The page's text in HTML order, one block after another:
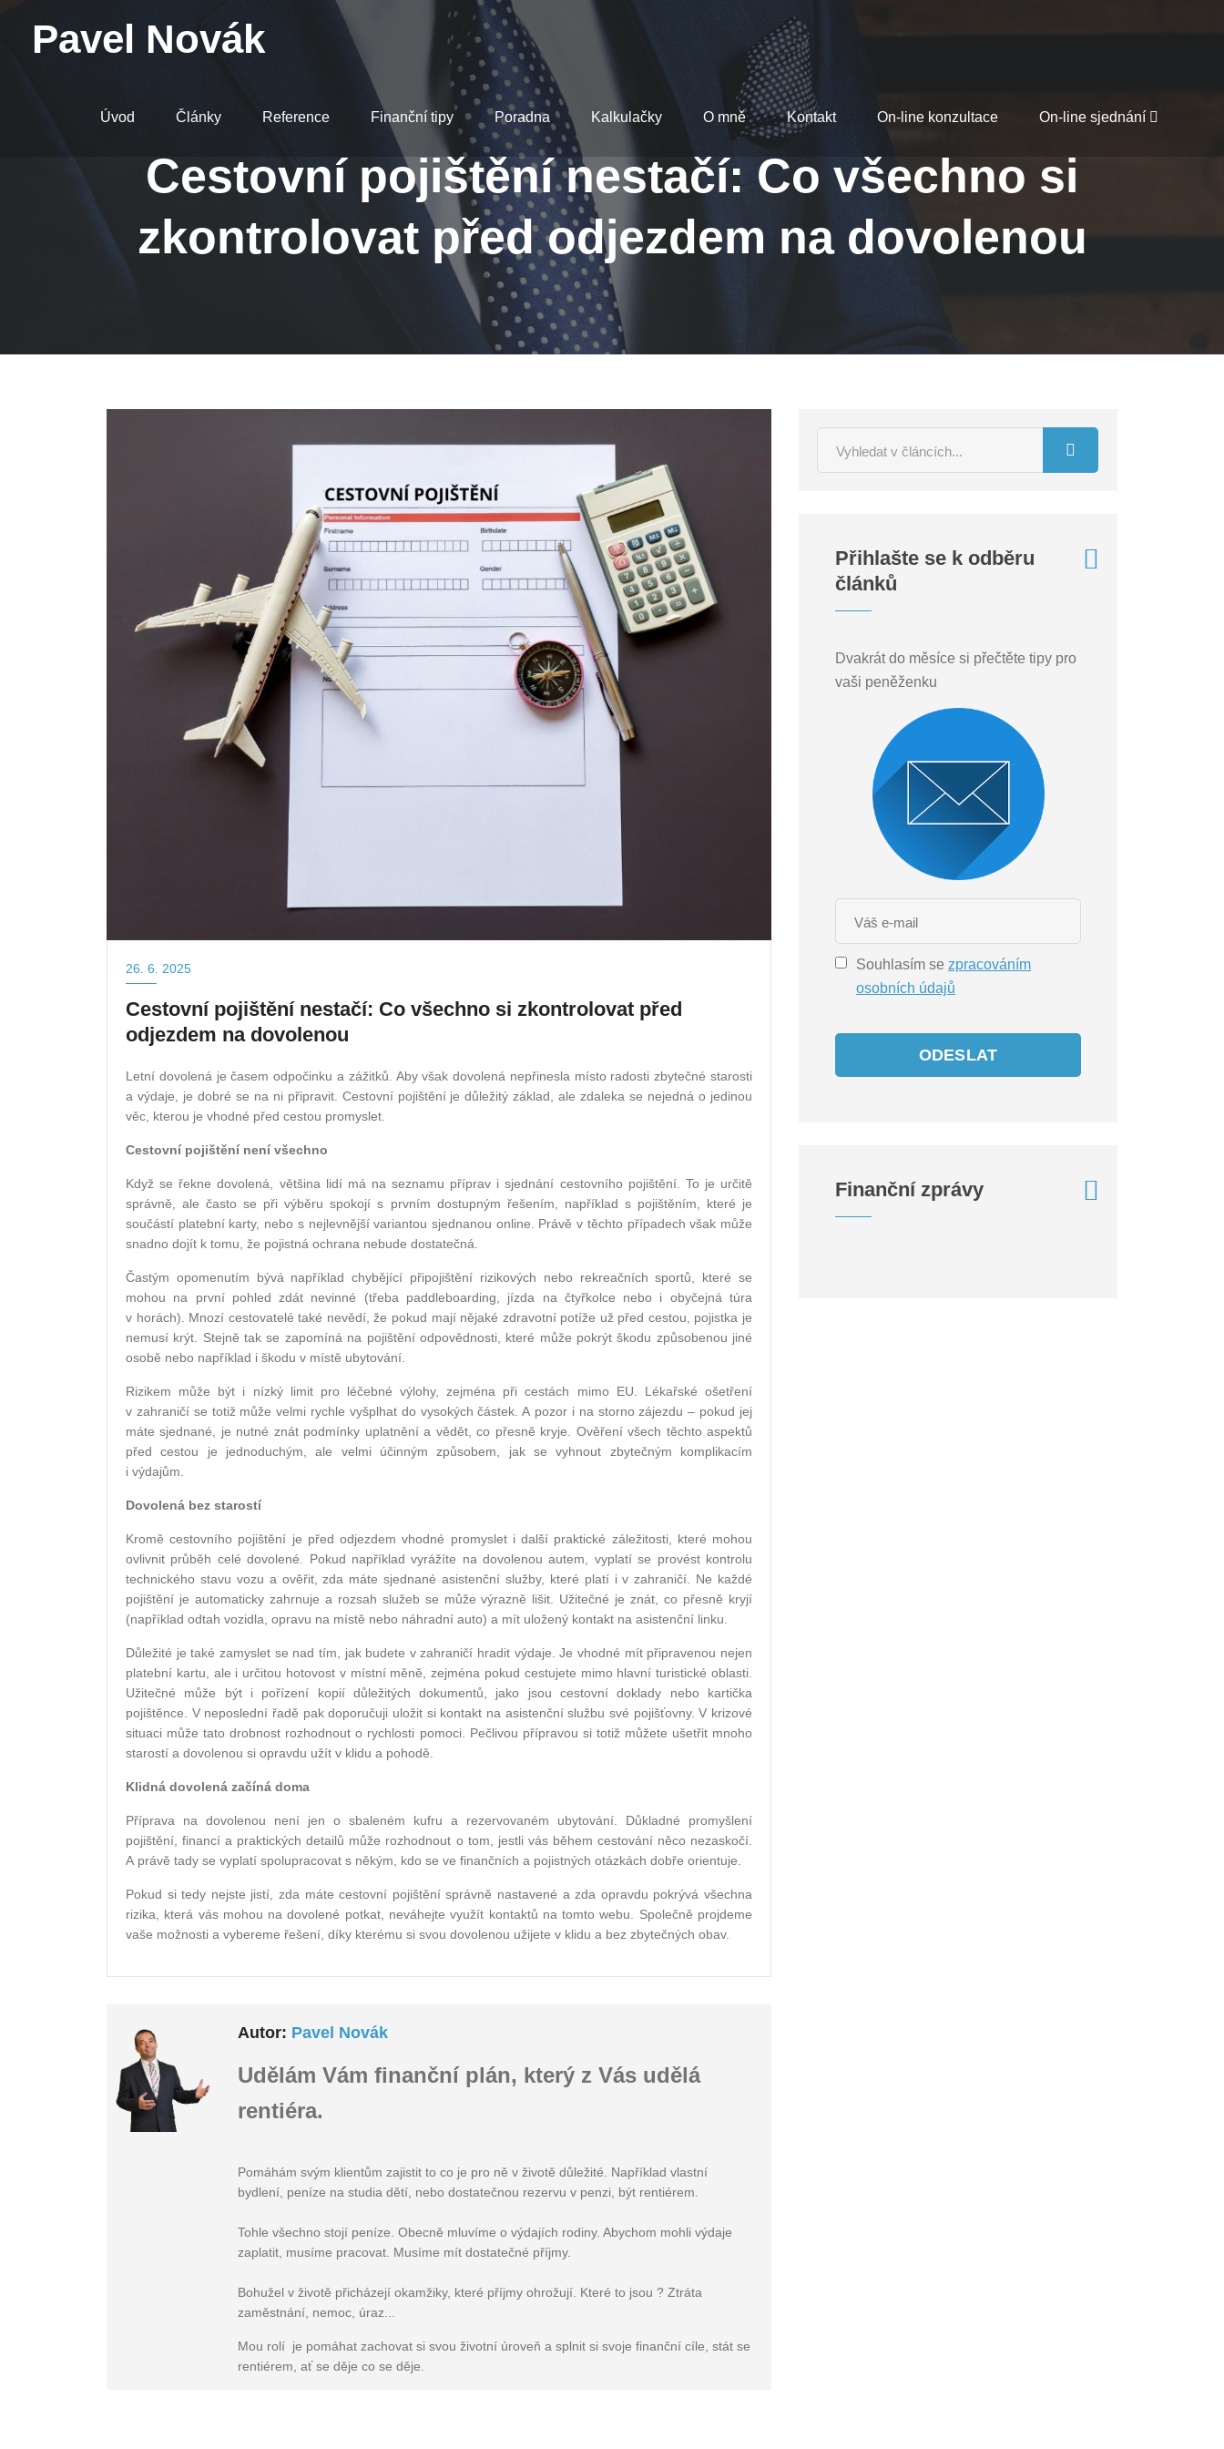
Pavel Novák
Úvod Články Reference Finanční tipy Poradna Kalkulačky O mně Kontakt On-line konzultace On-line sjednání
Cestovní pojištění nestačí: Co všechno si
zkontrolovat před odjezdem na dovolenou
26. 6. 2025
Cestovní pojištění nestačí: Co všechno si zkontrolovat před
odjezdem na dovolenou
Letní dovolená je časem odpočinku a zážitků. Aby však dovolená nepřinesla místo radosti zbytečné starosti
a výdaje, je dobré se na ni připravit. Cestovní pojištění je důležitý základ, ale zdaleka se nejedná o jedinou
věc, kterou je vhodné před cestou promyslet.
Cestovní pojištění není všechno
Když se řekne dovolená, většina lidí má na seznamu příprav i sjednání cestovního pojištění. To je určitě
správně, ale často se při výběru spokojí s prvním dostupným řešením, například s pojištěním, které je
součástí platební karty, nebo s nejlevnější variantou sjednanou online. Právě v těchto případech však může
snadno dojít k tomu, že pojistná ochrana nebude dostatečná.
Častým opomenutím bývá například chybějící připojištění rizikových nebo rekreačních sportů, které se
mohou na první pohled zdát nevinné (třeba paddleboarding, jízda na čtyřkolce nebo i obyčejná túra
v horách). Mnozí cestovatelé také nevědí, že pokud mají nějaké zdravotní potíže už před cestou, pojistka je
nemusí krýt. Stejně tak se zapomíná na pojištění odpovědnosti, které může pokrýt škodu způsobenou jiné
osobě nebo například i škodu v místě ubytování.
Rizikem může být i nízký limit pro léčebné výlohy, zejména při cestách mimo EU. Lékařské ošetření
v zahraničí se totiž může velmi rychle vyšplhat do vysokých částek. A pozor i na storno zájezdu – pokud jej
máte sjednané, je nutné znát podmínky uplatnění a vědět, co přesně kryje. Ověření všech těchto aspektů
před cestou je jednoduchým, ale velmi účinným způsobem, jak se vyhnout zbytečným komplikacím
i výdajům.
Dovolená bez starostí
Kromě cestovního pojištění je před odjezdem vhodné promyslet i další praktické záležitosti, které mohou
ovlivnit průběh celé dovolené. Pokud například vyrážíte na dovolenou autem, vyplatí se provést kontrolu
technického stavu vozu a ověřit, zda máte sjednané asistenční služby, které platí i v zahraničí. Ne každé
pojištění je automaticky zahrnuje a rozsah služeb se může výrazně lišit. Užitečné je znát, co přesně kryjí
(například odtah vozidla, opravu na místě nebo náhradní auto) a mít uložený kontakt na asistenční linku.
Důležité je také zamyslet se nad tím, jak budete v zahraničí hradit výdaje. Je vhodné mít připravenou nejen
platební kartu, ale i určitou hotovost v místní měně, zejména pokud cestujete mimo hlavní turistické oblasti.
Užitečné může být i pořízení kopií důležitých dokumentů, jako jsou cestovní doklady nebo kartička
pojištěnce. V neposlední řadě pak doporučuji uložit si kontakt na asistenční službu své pojišťovny. V krizové
situaci může tato drobnost rozhodnout o rychlosti pomoci. Pečlivou přípravou si totiž můžete ušetřit mnoho
starostí a dovolenou si opravdu užít v klidu a pohodě.
Klidná dovolená začíná doma
Příprava na dovolenou není jen o sbaleném kufru a rezervovaném ubytování. Důkladné promyšlení
pojištění, financí a praktických detailů může rozhodnout o tom, jestli vás během cestování něco nezaskočí.
A právě tady se vyplatí spolupracovat s někým, kdo se ve finančních a pojistných otázkách dobře orientuje.
Pokud si tedy nejste jistí, zda máte cestovní pojištění správně nastavené a zda opravdu pokrývá všechna
rizika, která vás mohou na dovolené potkat, neváhejte využít kontaktů na tomto webu. Společně projdeme
vaše možnosti a vybereme řešení, díky kterému si svou dovolenou užijete v klidu a bez zbytečných obav.
Autor: Pavel Novák
Udělám Vám finanční plán, který z Vás udělá
rentiéra.
Pomáhám svým klientům zajistit to co je pro ně v životě důležité. Například vlastní
bydlení, peníze na studia dětí, nebo dostatečnou rezervu v penzi, být rentiérem.
Tohle všechno stojí peníze. Obecně mluvíme o výdajích rodiny. Abychom mohli výdaje
zaplatit, musíme pracovat. Musíme mít dostatečné příjmy.
Bohužel v životě přicházejí okamžiky, které příjmy ohrožují. Které to jsou ? Ztráta
zaměstnání, nemoc, úraz...
Mou rolí je pomáhat zachovat si svou životní úroveň a splnit si svoje finanční cíle, stát se
rentiérem, ať se děje co se děje.
Přihlašte se k odběru
článků
Dvakrát do měsíce si přečtěte tipy pro
vaši peněženku
Souhlasím se zpracováním
osobních údajů
ODESLAT
Finanční zprávy